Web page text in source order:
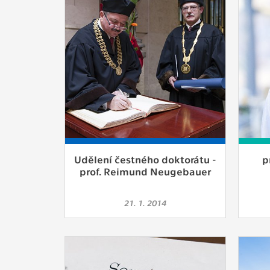
Slouží
pomáhají
stran, které
Využívané
Vašich
analýzou
Cookies,
zůstala
Udělení čestného doktorátu -
prof. Reimund Neugebauer
21. 1. 2014